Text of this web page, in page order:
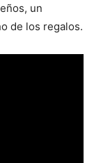
un
de los regalos.